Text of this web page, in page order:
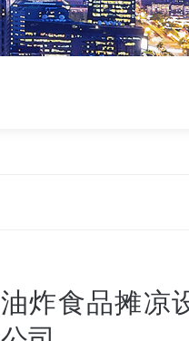
油炸食品摊凉